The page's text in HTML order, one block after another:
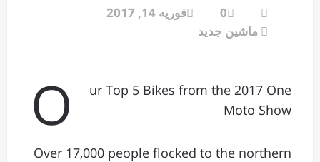
0
فوریه 14, 2017
ماشین جدید
O
ur Top 5 Bikes from the 2017 One
Moto Show
Over 17,000 people flocked to the northern